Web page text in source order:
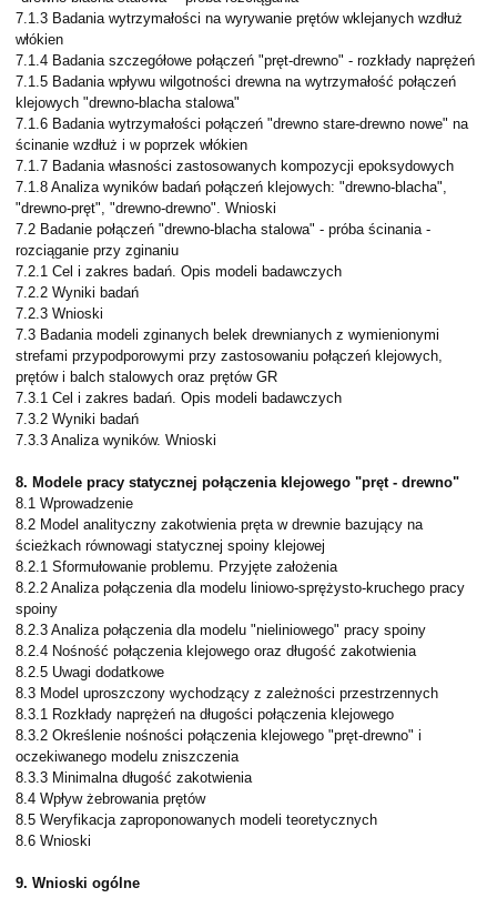
7.1.3 Badania wytrzymałości na wyrywanie prętów wklejanych wzdłuż
włókien
7.1.4 Badania szczegółowe połączeń "pręt-drewno" - rozkłady naprężeń
7.1.5 Badania wpływu wilgotności drewna na wytrzymałość połączeń
klejowych "drewno-blacha stalowa"
7.1.6 Badania wytrzymałości połączeń "drewno stare-drewno nowe" na
ścinanie wzdłuż i w poprzek włókien
7.1.7 Badania własności zastosowanych kompozycji epoksydowych
7.1.8 Analiza wyników badań połączeń klejowych: "drewno-blacha",
"drewno-pręt", "drewno-drewno". Wnioski
7.2 Badanie połączeń "drewno-blacha stalowa" - próba ścinania -
rozciąganie przy zginaniu
7.2.1 Cel i zakres badań. Opis modeli badawczych
7.2.2 Wyniki badań
7.2.3 Wnioski
7.3 Badania modeli zginanych belek drewnianych z wymienionymi
strefami przypodporowymi przy zastosowaniu połączeń klejowych,
prętów i balch stalowych oraz prętów GR
7.3.1 Cel i zakres badań. Opis modeli badawczych
7.3.2 Wyniki badań
7.3.3 Analiza wyników. Wnioski
8. Modele pracy statycznej połączenia klejowego "pręt - drewno"
8.1 Wprowadzenie
8.2 Model analityczny zakotwienia pręta w drewnie bazujący na
ścieżkach równowagi statycznej spoiny klejowej
8.2.1 Sformułowanie problemu. Przyjęte założenia
8.2.2 Analiza połączenia dla modelu liniowo-sprężysto-kruchego pracy
spoiny
8.2.3 Analiza połączenia dla modelu "nieliniowego" pracy spoiny
8.2.4 Nośność połączenia klejowego oraz długość zakotwienia
8.2.5 Uwagi dodatkowe
8.3 Model uproszczony wychodzący z zależności przestrzennych
8.3.1 Rozkłady naprężeń na długości połączenia klejowego
8.3.2 Określenie nośności połączenia klejowego "pręt-drewno" i
oczekiwanego modelu zniszczenia
8.3.3 Minimalna długość zakotwienia
8.4 Wpływ żebrowania prętów
8.5 Weryfikacja zaproponowanych modeli teoretycznych
8.6 Wnioski
9. Wnioski ogólne